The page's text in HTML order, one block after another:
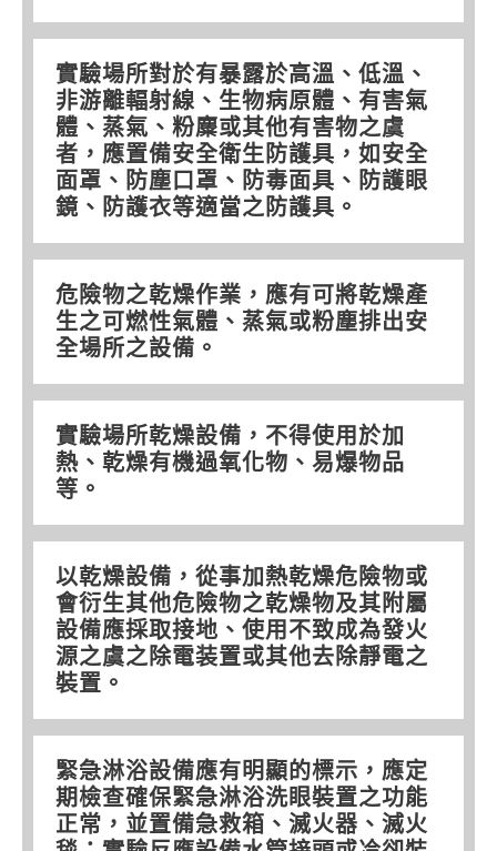
實驗場所對於有暴露於高溫、低溫、
非游離輻射線、生物病原體、有害氣
體、蒸氣、粉麋或其他有害物之虞
者，應置備安全衛生防護具，如安全
面罩、防塵口罩、防毒面具、防護眼
鏡、防護衣等適當之防護具。
危險物之乾燥作業，應有可將乾燥產
生之可燃性氣體、蒸氣或粉塵排出安
全場所之設備。
實驗場所乾燥設備，不得使用於加
熱、乾燥有機過氧化物、易爆物品
等。
以乾燥設備，從事加熱乾燥危險物或
會衍生其他危險物之乾燥物及其附屬
設備應採取接地、使用不致成為發火
源之虞之除電装置或其他去除靜電之
裝置。
緊急淋浴設備應有明顯的標示，應定
期檢查確保緊急淋浴洗眼裝置之功能
正常，並置備急救箱、滅火器、滅火